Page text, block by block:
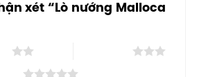
xét “Lò nướng Malloca